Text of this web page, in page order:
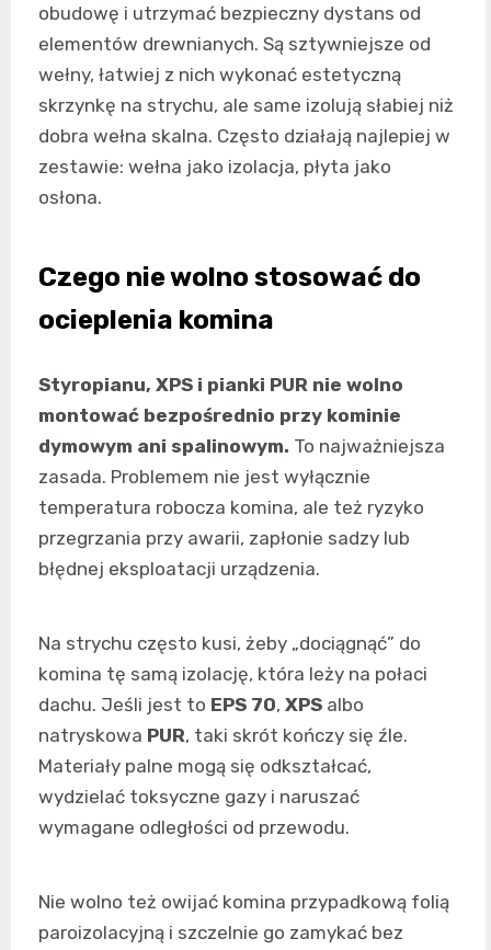
obudowę i utrzymać bezpieczny dystans od
elementów drewnianych. Są sztywniejsze od
wełny, łatwiej z nich wykonać estetyczną
skrzynkę na strychu, ale same izolują słabiej niż
dobra wełna skalna. Często działają najlepiej w
zestawie: wełna jako izolacja, płyta jako
osłona.
Czego nie wolno stosować do
ocieplenia komina
Styropianu, XPS i pianki PUR nie wolno
montować bezpośrednio przy kominie
dymowym ani spalinowym. To najważniejsza
zasada. Problemem nie jest wyłącznie
temperatura robocza komina, ale też ryzyko
przegrzania przy awarii, zapłonie sadzy lub
błędnej eksploatacji urządzenia.
Na strychu często kusi, żeby „dociągnąć” do
komina tę samą izolację, która leży na połaci
dachu. Jeśli jest to EPS 70, XPS albo
natryskowa PUR, taki skrót kończy się źle.
Materiały palne mogą się odkształcać,
wydzielać toksyczne gazy i naruszać
wymagane odległości od przewodu.
Nie wolno też owijać komina przypadkową folią
paroizolacyjną i szczelnie go zamykać bez